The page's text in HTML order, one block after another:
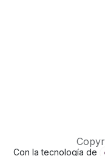
Con la tecnología de